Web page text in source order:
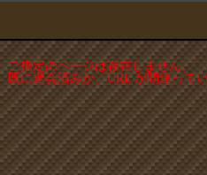
ご指定のページは存在しません。
既に退会済みか、URL が間違って